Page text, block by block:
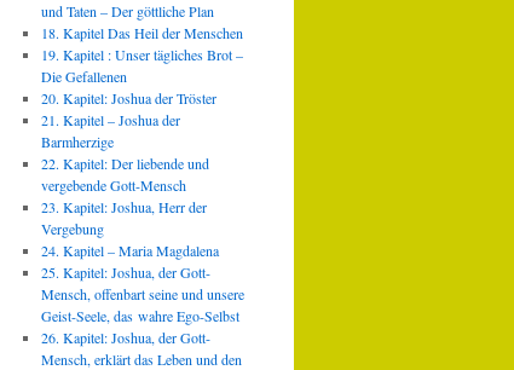
und Taten – Der göttliche Plan
18. Kapitel Das Heil der Menschen
19. Kapitel : Unser tägliches Brot –
Die Gefallenen
20. Kapitel: Joshua der Tröster
21. Kapitel – Joshua der
Barmherzige
22. Kapitel: Der liebende und
vergebende Gott-Mensch
23. Kapitel: Joshua, Herr der
Vergebung
24. Kapitel – Maria Magdalena
25. Kapitel: Joshua, der Gott-
Mensch, offenbart seine und unsere
Geist-Seele, das wahre Ego-Selbst
26. Kapitel: Joshua, der Gott-
Mensch, erklärt das Leben und den